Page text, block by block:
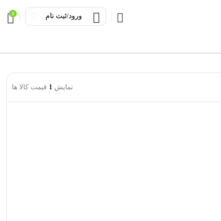
ورود/ثبت نام 0
نمایش 1 قیمت کالا ها